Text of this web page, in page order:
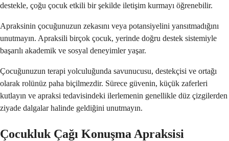
destekle, çoğu çocuk etkili bir şekilde iletişim kurmayı öğrenebilir.
Apraksinin çocuğunuzun zekasını veya potansiyelini yansıtmadığını
unutmayın. Apraksili birçok çocuk, yerinde doğru destek sistemiyle
başarılı akademik ve sosyal deneyimler yaşar.
Çocuğunuzun terapi yolculuğunda savunucusu, destekçisi ve ortağı
olarak rolünüz paha biçilmezdir. Sürece güvenin, küçük zaferleri
kutlayın ve apraksi tedavisindeki ilerlemenin genellikle düz çizgilerden
ziyade dalgalar halinde geldiğini unutmayın.
Çocukluk Çağı Konuşma Apraksisi